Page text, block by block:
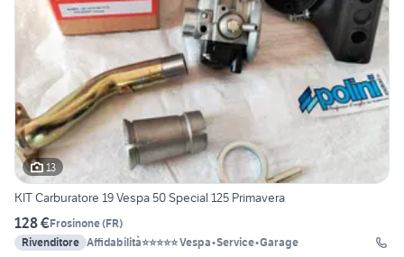
13
KIT Carburatore 19 Vespa 50 Special 125 Primavera
128 €Frosinone(FR)
Rivenditore Affidabilità⭐⭐⭐⭐⭐ Vespa•Service•Garage